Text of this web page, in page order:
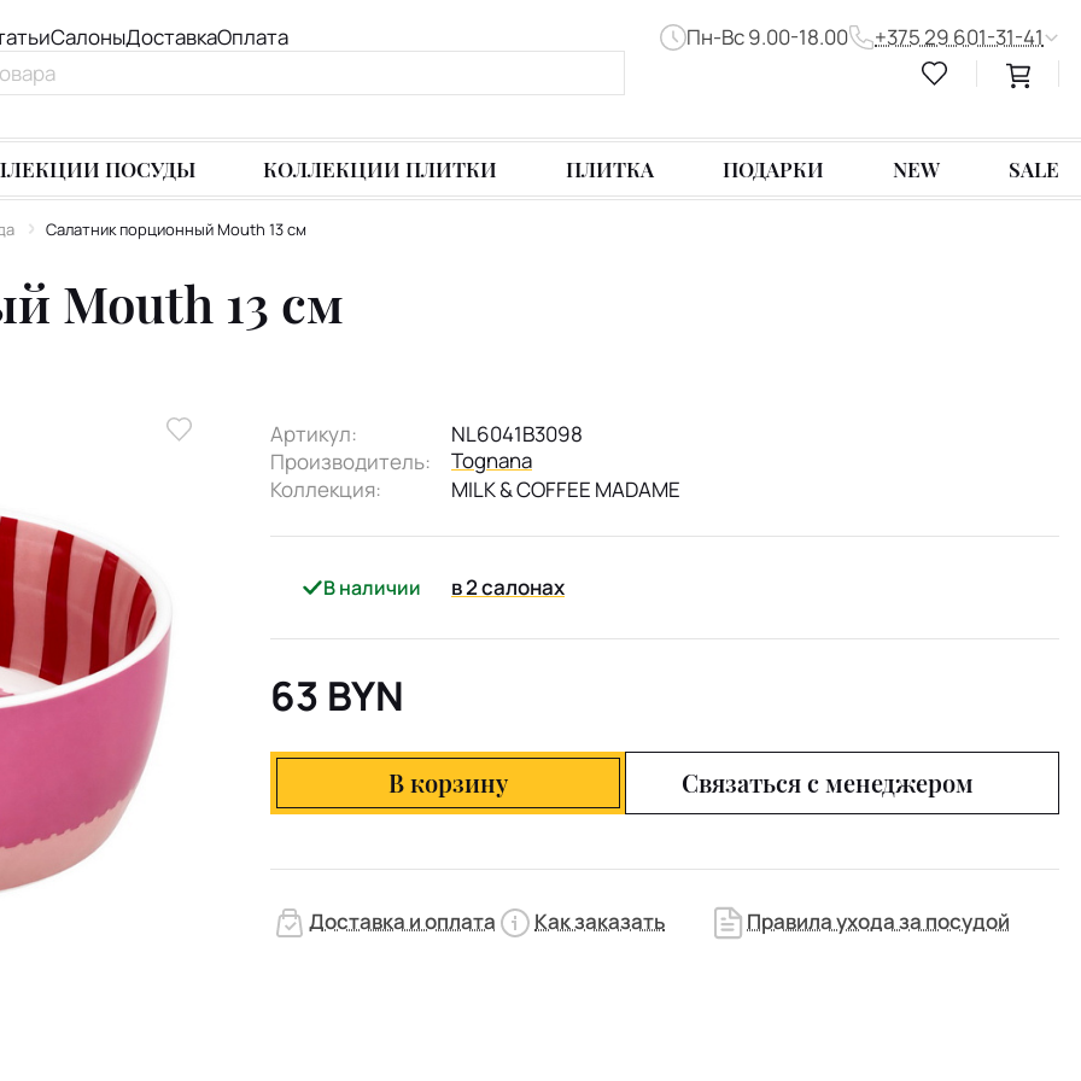
СалоныДоставкаОплата Пн-Вс 9.00-18.00 +375 29 601-31-41
ПОСУДЫ КОЛЛЕКЦИИ ПЛИТКИ ПЛИТКА ПОДАРКИ NEW SALE
Салатник порционный Mouth 13 см
Mouth 13 см
Артикул:
NL6041B3098
Производитель:
Tognana
Коллекция:
MILK & COFFEE MADAME
В наличии в 2 салонах
63 BYN
В корзину Связаться с менеджером
Доставка и оплата Как заказать Правила ухода за посудой